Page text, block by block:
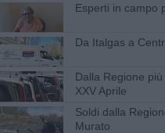
Esperti in campo
Da Italgas a
Dalla Regione
XXV Aprile
Soldi dalla
Murato